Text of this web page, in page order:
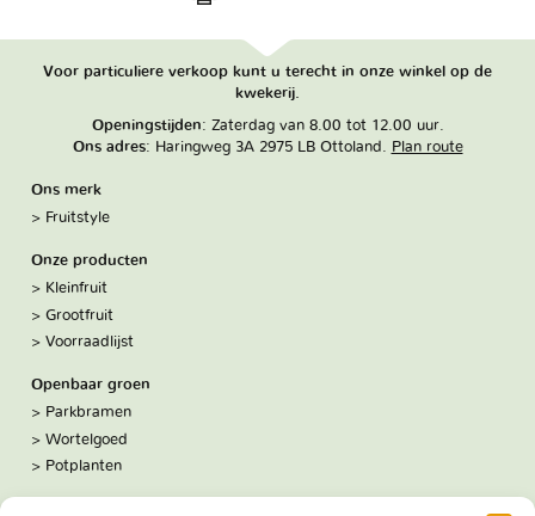
Voor particuliere verkoop kunt u terecht in onze winkel op de
kwekerij.
Openingstijden: Zaterdag van 8.00 tot 12.00 uur.
Ons adres: Haringweg 3A 2975 LB Ottoland. Plan route
Ons merk
Fruitstyle
Onze producten
Kleinfruit
Grootfruit
Voorraadlijst
Openbaar groen
Parkbramen
Wortelgoed
Potplanten